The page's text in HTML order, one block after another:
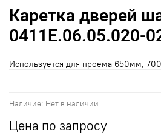
Наличие: Нет в наличии
Каретка дверей
0411Е.06.05.020-
Цена по запросу
Используется для проема 650мм,